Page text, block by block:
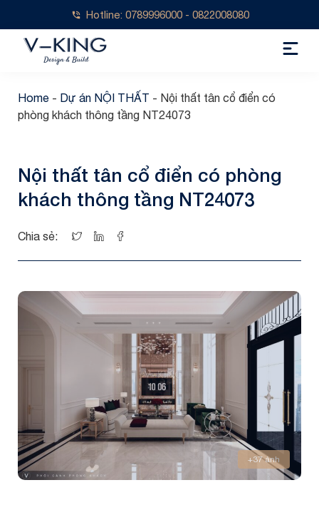
Hotline: 0789996000 - 0822008080
Home - Dự án NỘI THẤT - Nội thất tân cổ điển có
phòng khách thông tầng NT24073
Nội thất tân cổ điển có phòng
khách thông tầng NT24073
Chia sẻ:
+37 ảnh